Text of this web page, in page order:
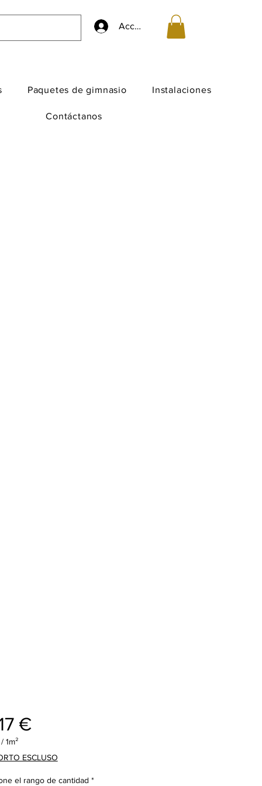
Accedi
Paquetes de gimnasio Instalaciones
Contáctanos
€Precio
/ 1m²
ESCLUSO
el rango de cantidad *